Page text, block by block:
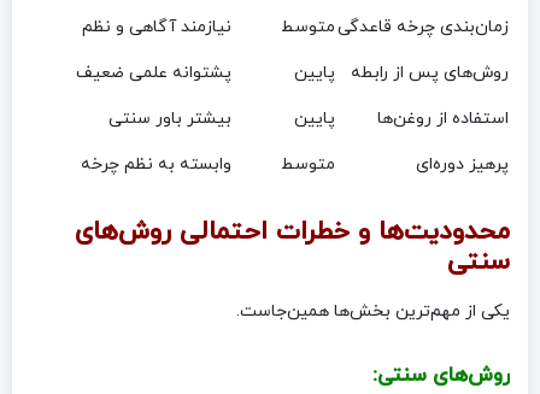
زمان‌بندی چرخه قاعدگیمتوسط
نیازمند آگاهی و نظم
روش‌های پس از رابطه
پایین
پشتوانه علمی ضعیف
استفاده از روغن‌ها
پایین
بیشتر باور سنتی
پرهیز دوره‌ای
متوسط وابسته به نظم چرخه
محدودیت‌ها و خطرات احتمالی روش‌های
سنتی
یکی از مهم‌ترین بخش‌ها همین‌جاست.
روش‌های سنتی: